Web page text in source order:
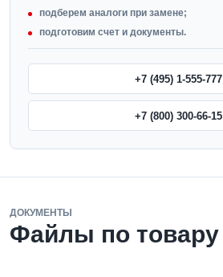
подберем аналоги при замене;
подготовим счет и документы.
+7 (495) 1-555-777
+7 (800) 300-66-15
ДОКУМЕНТЫ
Файлы по товару